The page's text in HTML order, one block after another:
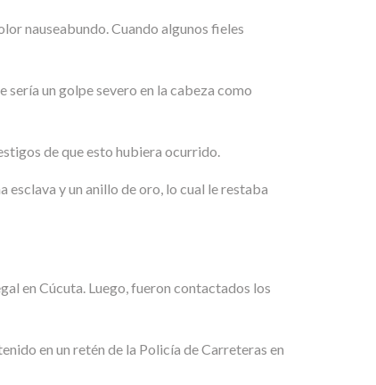
nauseabundo. Cuando algunos fieles
un golpe severo en la cabeza como
de que esto hubiera ocurrido.
y un anillo de oro, lo cual le restaba
en Cúcuta. Luego, fueron contactados los
en un retén de la Policía de Carreteras en